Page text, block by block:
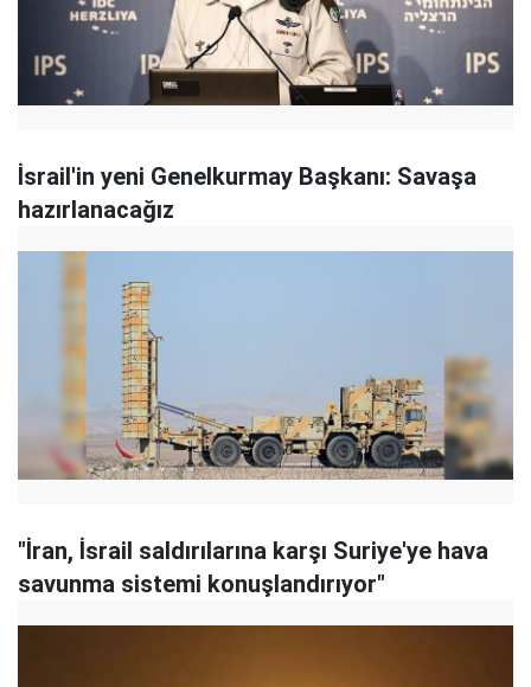
İsrail'in yeni Genelkurmay Başkanı: Savaşa
hazırlanacağız
"İran, İsrail saldırılarına karşı Suriye'ye hava
savunma sistemi konuşlandırıyor"